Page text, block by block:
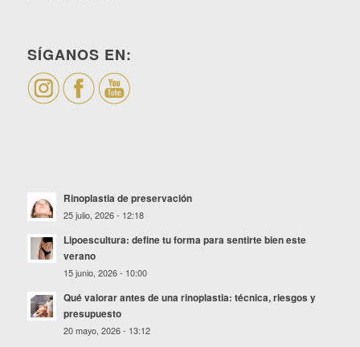
SÍGANOS EN:
Rinoplastia de preservación
25 julio, 2026 - 12:18
Lipoescultura: define tu forma para sentirte bien este
verano
15 junio, 2026 - 10:00
Qué valorar antes de una rinoplastia: técnica, riesgos y
presupuesto
20 mayo, 2026 - 13:12